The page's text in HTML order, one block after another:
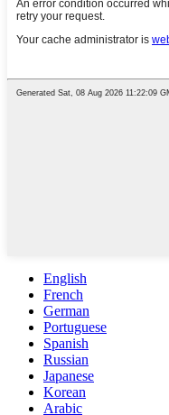
English
French
German
Portuguese
Spanish
Russian
Japanese
Korean
Arabic